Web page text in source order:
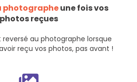
photographeune fois vos
photos reçues
au photographe lorsque
reçu vos photos, pas avant !